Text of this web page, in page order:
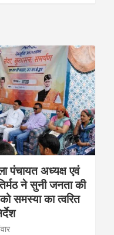
पंचायत अध्यक्ष एवं
ने सुनी जनता की
समस्या का त्वरित